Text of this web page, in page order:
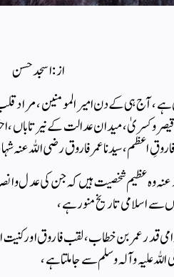
از : اسجد حسن
ہے ، آج ہی کے دن امیر المومنین ، مراد
قیصر و کسریٰ، میدان عدالت کے نیر
اعظم، سیدنا عمر فاروق رضی اللہ عنہ
وہ عظیم شخصیت ہیں کہ جن کی عدل و
سے اسلامی تاریخ منور ہے ،
قدر عمر بن خطاب، لقب فاروق اور
علیہ وآلہ وسلم سے جا ملتا ہے ،